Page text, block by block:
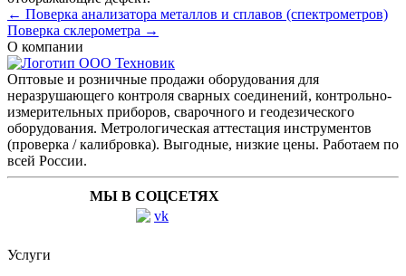
← Поверка анализатора металлов и сплавов (спектрометров)
Поверка склерометра →
О компании
Оптовые и розничные продажи оборудования для
неразрушающего контроля сварных соединений, контрольно-
измерительных приборов, сварочного и геодезического
оборудования. Метрологическая аттестация инструментов
(проверка / калибровка). Выгодные, низкие цены. Работаем по
всей России.
МЫ В СОЦСЕТЯХ
Услуги